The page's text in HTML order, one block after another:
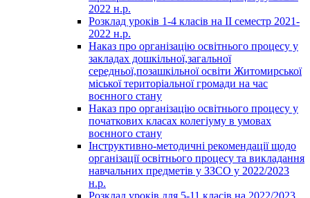
2022 н.р.
Розклад уроків 1-4 класів на ІІ семестр 2021-
2022 н.р.
Наказ про організацію освітнього процесу у
закладах дошкільної,загальної
середньої,позашкільної освіти Житомирської
міської територіальної громади на час
воєнного стану
Наказ про організацію освітнього процесу у
початкових класах колегіуму в умовах
воєнного стану
Інструктивно-методичні рекомендації щодо
організації освітнього процесу та викладання
навчальних предметів у ЗЗСО у 2022/2023
н.р.
Розклад уроків для 5-11 класів на 2022/2023